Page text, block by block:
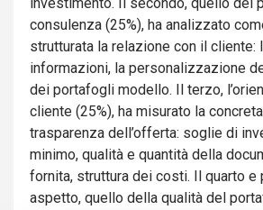
consulenza (25%), ha analizzato
strutturata la relazione con il cliente:
informazioni, la personalizzazione
dei portafogli modello. Il terzo,
cliente (25%), ha misurato la
trasparenza dell’offerta: soglie di
minimo, qualità e quantità della
fornita, struttura dei costi. Il quarto e
aspetto, quello della qualità del